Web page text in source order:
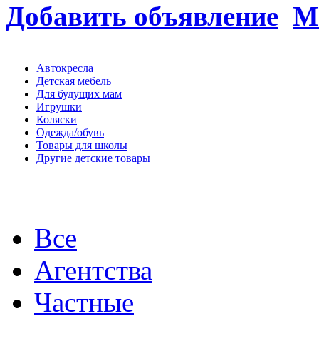
Добавить объявление
Автокресла
Детская мебель
Для будущих мам
Игрушки
Коляски
Одежда/обувь
Товары для школы
Другие детские товары
Все
Агентства
Частные